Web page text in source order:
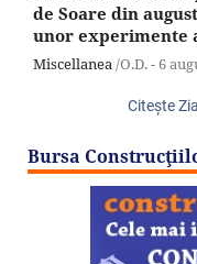
de Soare din
unor experimente
Miscellanea/O.D. -6
Citeşte
Bursa